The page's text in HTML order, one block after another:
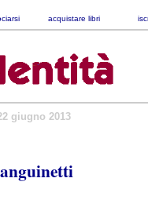
acquistare libri
giugno 2013